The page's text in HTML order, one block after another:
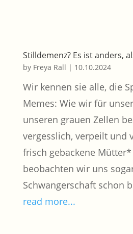
Stilldemenz? Es ist anders,
by Freya Rall | 10.10.2024
Wir kennen sie alle, die
Memes: Wie wir für
unseren grauen Zellen
vergesslich, verpeilt und
frisch gebackene
beobachten wir uns
Schwangerschaft schon
read more...